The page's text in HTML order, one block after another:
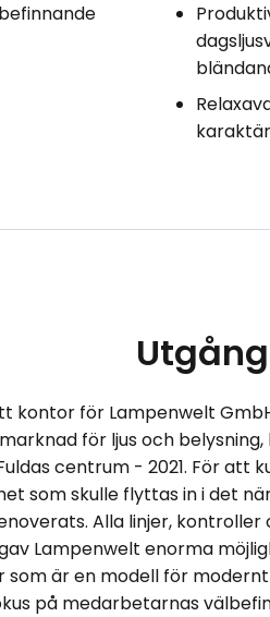
kontor för Lampenwelt
för ljus och
centrum - 2021. För att
som skulle flyttas in i det
Alla linjer,
Lampenwelt enorma
som är en modell för
på medarbetarnas